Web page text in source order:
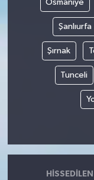
Osmaniye
Şanlıurfa
Şırnak
Tunceli
HISSEDILEN